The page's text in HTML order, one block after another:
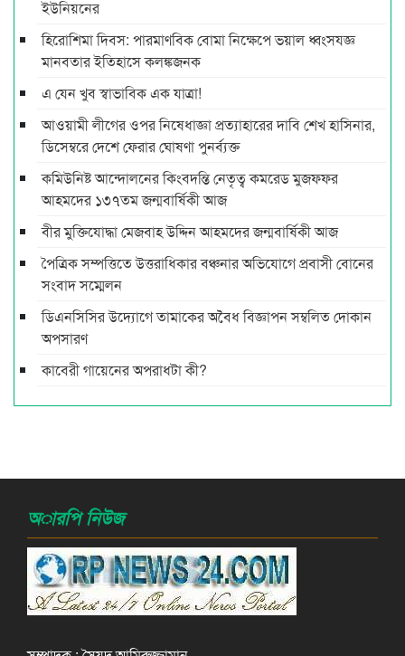
ইউনিয়নের
হিরোশিমা দিবস: পারমাণবিক বোমা নিক্ষেপে ভয়াল ধ্বংসযজ্ঞ
মানবতার ইতিহাসে কলঙ্কজনক
এ যেন খুব স্বাভাবিক এক যাত্রা!
আওয়ামী লীগের ওপর নিষেধাজ্ঞা প্রত্যাহারের দাবি শেখ হাসিনার,
ডিসেম্বরে দেশে ফেরার ঘোষণা পুনর্ব্যক্ত
কমিউনিষ্ট আন্দোলনের কিংবদন্তি নেতৃত্ব কমরেড মুজফ্ফর
আহমদের ১৩৭তম জন্মবার্ষিকী আজ
বীর মুক্তিযোদ্ধা মেজবাহ উদ্দিন আহমদের জন্মবার্ষিকী আজ
পৈত্রিক সম্পত্তিতে উত্তরাধিকার বঞ্চনার অভিযোগে প্রবাসী বোনের
সংবাদ সম্মেলন
ডিএনসিসির উদ্যোগে তামাকের অবৈধ বিজ্ঞাপন সম্বলিত দোকান
অপসারণ
কাবেরী গায়েনের অপরাধটা কী?
অারপি নিউজ